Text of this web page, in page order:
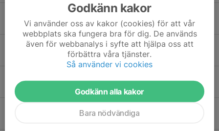
Målvaktsdag 6 september 2020
26 jul 2020 0
Målvaktsdag 22/2 2020
6 dec 2019 0
0
Inbjudan till målvaktsdag i Ludvika
Godkänn kakor
Vi använder oss av kakor (cookies) för att vår
webbplats ska fungera bra för dig. De används
även för webbanalys i syfte att hjälpa oss att
förbättra våra tjänster.
Så använder vi cookies
Godkänn alla kakor
Bara nödvändiga